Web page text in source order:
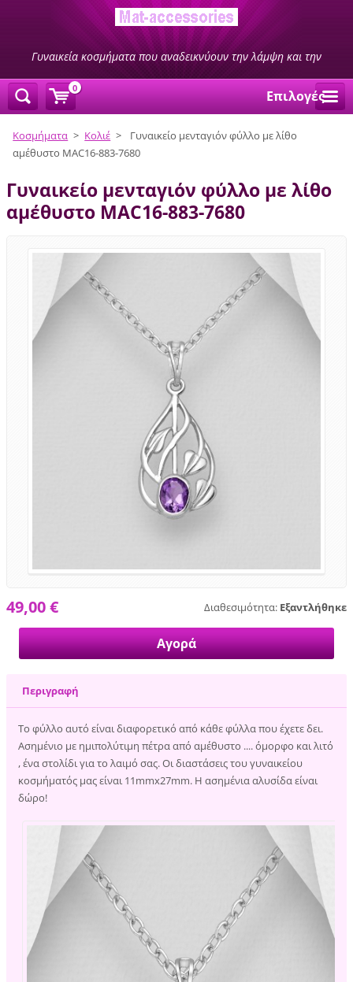
Γυναικεία κοσμήματα που αναδεικνύουν την λάμψη και την
ομορφιά σας
Επιλογές
Κοσμήματα > Κολιέ >
Γυναικείο μενταγιόν φύλλο με λίθο
αμέθυστο MAC16-883-7680
Γυναικείο μενταγιόν φύλλο με λίθο
αμέθυστο MAC16-883-7680
Διαθεσιμότητα: Εξαντλήθηκε
49,00 €
Περιγραφή
Το φύλλο αυτό είναι διαφορετικό από κάθε φύλλα που έχετε δει.
Ασημένιο με ημιπολύτιμη πέτρα από αμέθυστο .... όμορφο και λιτό
, ένα στολίδι για το λαιμό σας. Οι διαστάσεις του γυναικείου
κοσμήματός μας είναι 11mmx27mm. Η ασημένια αλυσίδα είναι
δώρο!
0